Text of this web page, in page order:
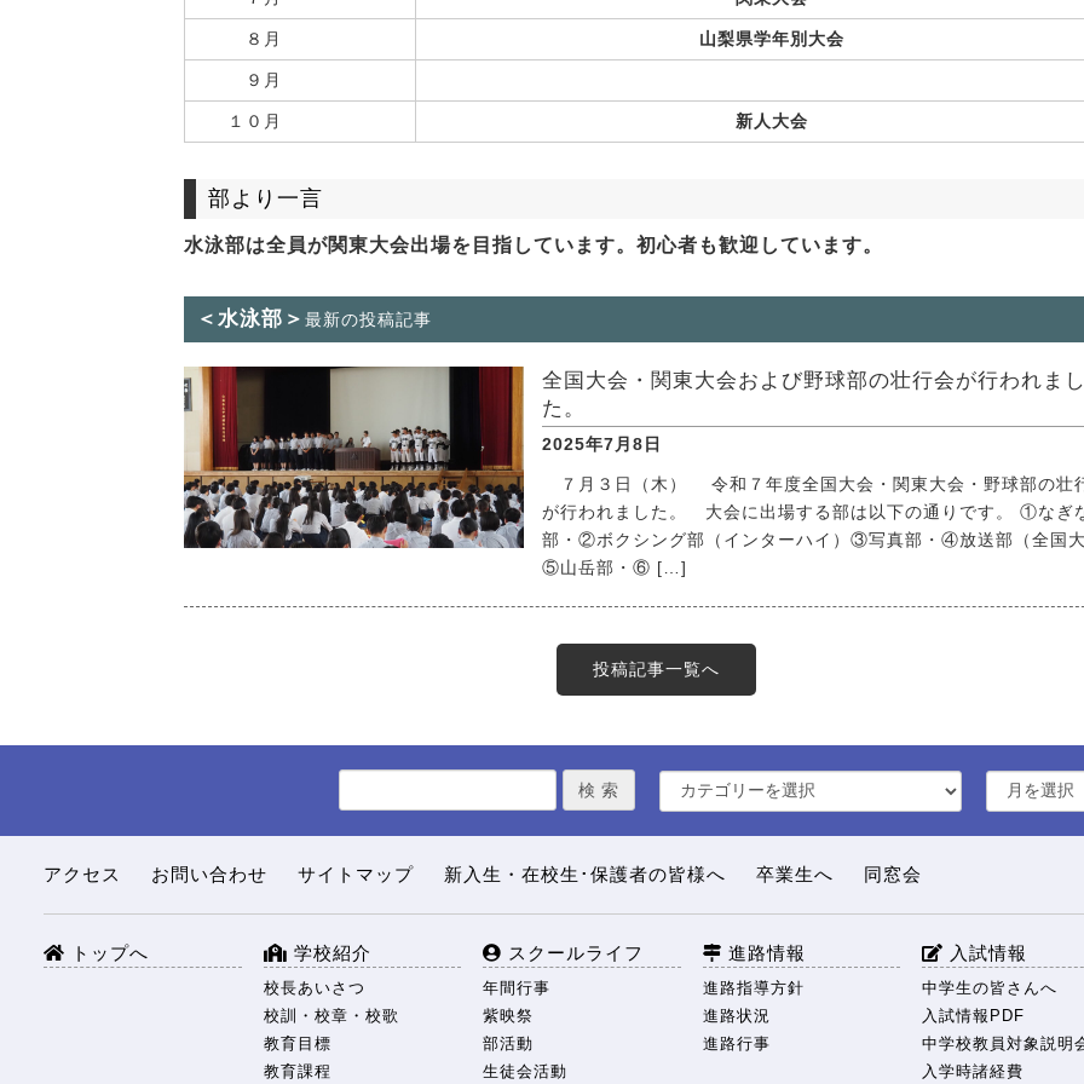
８月 山梨県学年別大会
９月
１０月 新人大会
部より一言
水泳部は全員が関東大会出場を目指しています。初心者も歓迎しています。
＜水泳部＞ 最新の投稿記事
全国大会・関東大会および野球部の壮行会が行われまし
た。
2025年7月8日
７月３日（木） 令和７年度全国大会・関東大会・野球部の壮
が行われました。 大会に出場する部は以下の通りです。 ①なぎ
部・②ボクシング部（インターハイ）③写真部・④放送部（全国大
⑤山岳部・⑥ […]
投稿記事一覧へ
アクセス お問い合わせ サイトマップ 新入生・在校生･保護者の皆様へ 卒業生へ 同窓会
トップへ 学校紹介
校長あいさつ
校訓・校章・校歌
教育目標
教育課程
スクールライフ
年間行事
紫映祭
部活動
生徒会活動
進路情報
進路指導方針
進路状況
進路行事
入試情報
中学生の皆さんへ
入試情報PDF
中学校教員対象説明
入学時諸経費